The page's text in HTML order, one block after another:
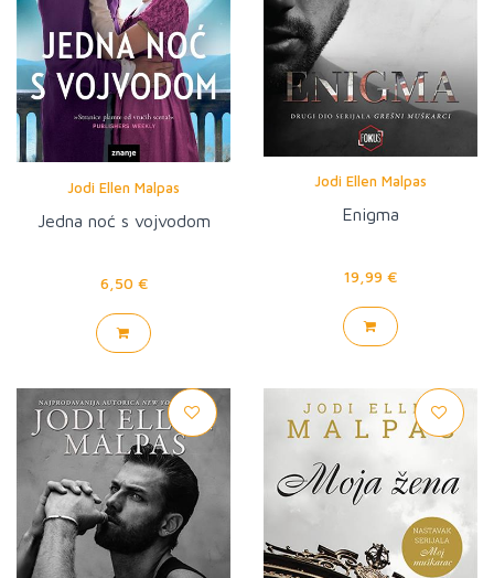
Jodi Ellen Malpas
Jedna noć s vojvodom
6,50 €
Jodi Ellen Malpas
Enigma
19,99 €